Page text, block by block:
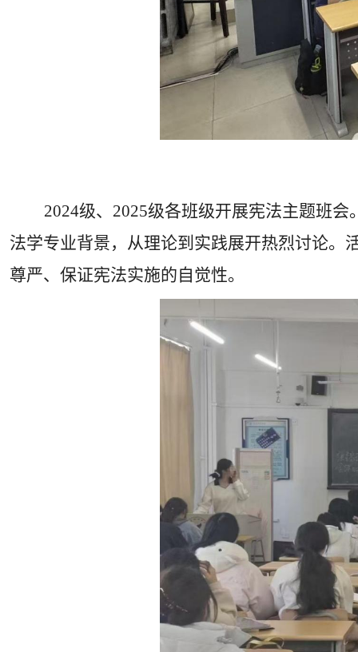
2024级、 2025级各班级开展宪法主题班会
法学专业背景，从理论到实践展开热烈讨论。
尊严、保证宪法实施的自觉性。